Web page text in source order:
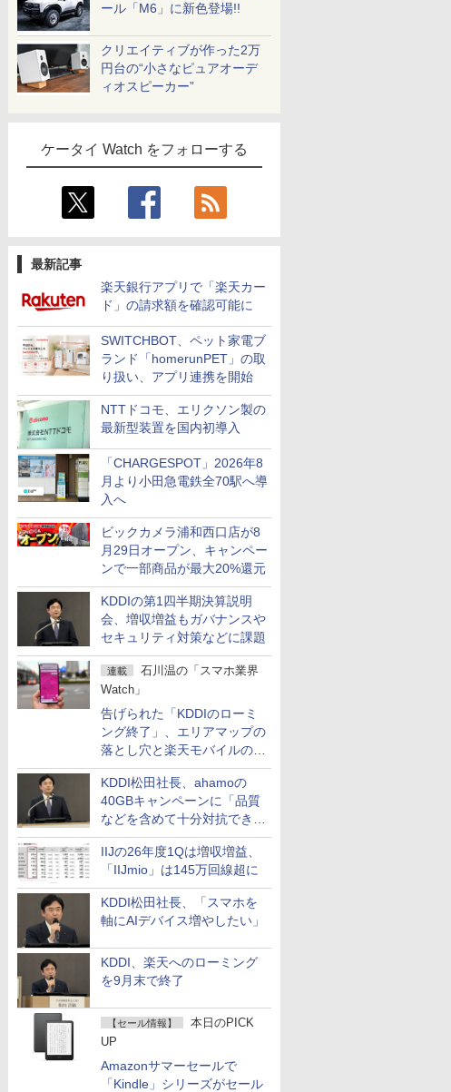
ール「M6」に新色登場!!
クリエイティブが作った2万
円台の“小さなピュアオーデ
ィオスピーカー”
ケータイ Watch をフォローする
最新記事
楽天銀行アプリで「楽天カー
ド」の請求額を確認可能に
SWITCHBOT、ペット家電ブ
ランド「homerunPET」の取
り扱い、アプリ連携を開始
NTTドコモ、エリクソン製の
最新型装置を国内初導入
「CHARGESPOT」2026年8
月より小田急電鉄全70駅へ導
入へ
ビックカメラ浦和西口店が8
月29日オープン、キャンペー
ンで一部商品が最大20%還元
KDDIの第1四半期決算説明
会、増収増益もガバナンスや
セキュリティ対策などに課題
連載
石川温の「スマホ業界
Watch」
告げられた「KDDIのローミ
ング終了」、エリアマップの
落とし穴と楽天モバイルの課
題
KDDI松田社長、ahamoの
40GBキャンペーンに「品質
などを含めて十分対抗でき
る」
IIJの26年度1Qは増収増益、
「IIJmio」は145万回線超に
KDDI松田社長、「スマホを
軸にAIデバイス増やしたい」
KDDI、楽天へのローミング
を9月末で終了
【セール情報】
本日のPICK
UP
Amazonサマーセールで
「Kindle」シリーズがセール